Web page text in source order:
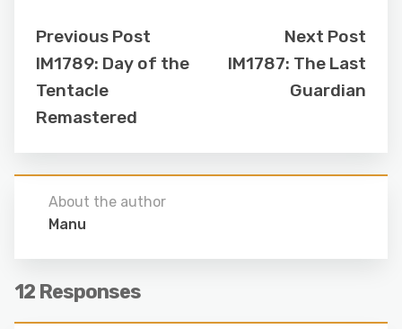
Previous Post
IM1789: Day of the
Tentacle
Remastered
Next Post
IM1787: The Last
Guardian
About the author
Manu
12 Responses